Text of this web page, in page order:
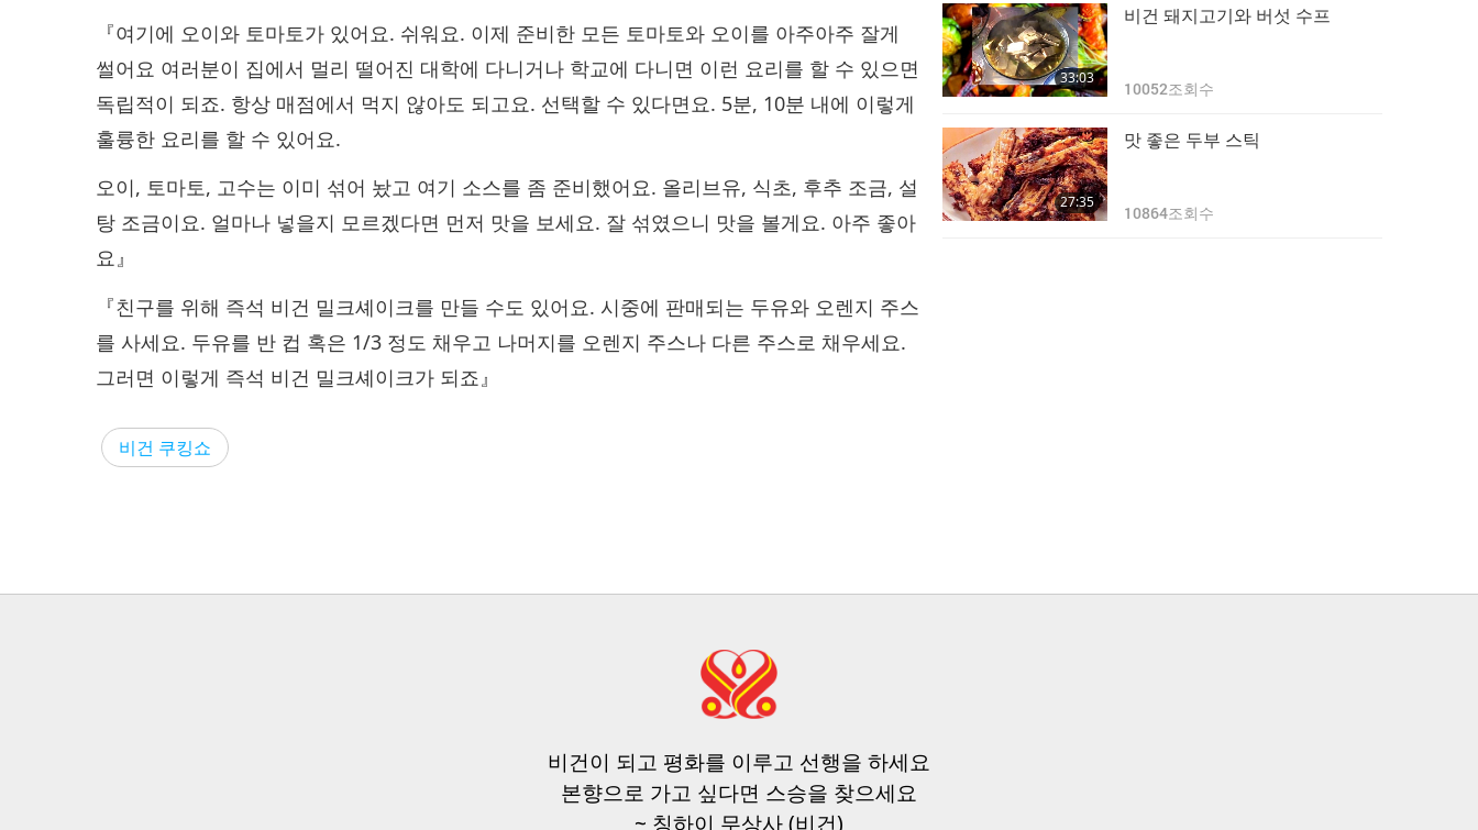
『여기에 오이와 토마토가 있어요. 쉬워요. 이제 준비한 모든 토마토와 오이를 아주아주 잘게
썰어요 여러분이 집에서 멀리 떨어진 대학에 다니거나 학교에 다니면 이런 요리를 할 수 있으면
독립적이 되죠. 항상 매점에서 먹지 않아도 되고요. 선택할 수 있다면요. 5분, 10분 내에 이렇게
훌륭한 요리를 할 수 있어요.
오이, 토마토, 고수는 이미 섞어 놨고 여기 소스를 좀 준비했어요. 올리브유, 식초, 후추 조금, 설
탕 조금이요. 얼마나 넣을지 모르겠다면 먼저 맛을 보세요. 잘 섞였으니 맛을 볼게요. 아주 좋아
요』
『친구를 위해 즉석 비건 밀크셰이크를 만들 수도 있어요. 시중에 판매되는 두유와 오렌지 주스
를 사세요. 두유를 반 컵 혹은 1/3 정도 채우고 나머지를 오렌지 주스나 다른 주스로 채우세요.
그러면 이렇게 즉석 비건 밀크셰이크가 되죠』
비건 쿠킹쇼
33:03
비건 돼지고기와 버섯 수프
10052조회수
27:35
맛 좋은 두부 스틱
10864조회수
비건이 되고 평화를 이루고 선행을 하세요
본향으로 가고 싶다면 스승을 찾으세요
~ 칭하이 무상사 (비건)